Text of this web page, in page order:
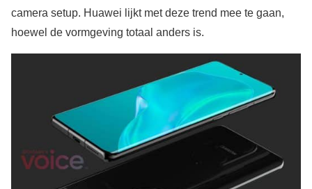
camera setup. Huawei lijkt met deze trend mee te gaan,
hoewel de vormgeving totaal anders is.